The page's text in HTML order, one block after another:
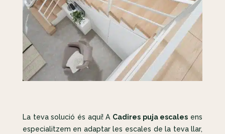
La teva solució és aquí! A Cadires puja escales ens
especialitzem en adaptar les escales de la teva llar,